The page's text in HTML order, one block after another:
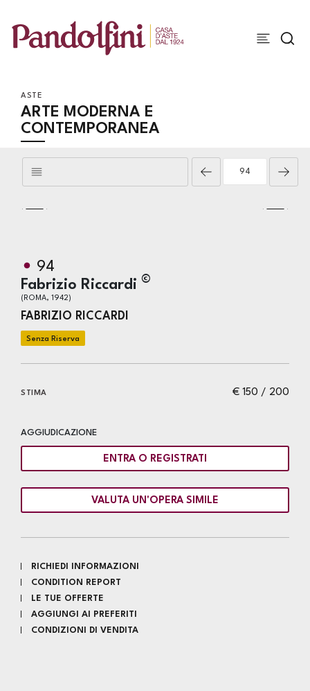
ASTE
ARTE MODERNA E
CONTEMPORANEA
94
Fabrizio Riccardi ©
(ROMA, 1942)
FABRIZIO RICCARDI
€ 150 / 200
STIMA
AGGIUDICAZIONE
ENTRA O REGISTRATI
VALUTA UN'OPERA SIMILE
RICHIEDI INFORMAZIONI
CONDITION REPORT
LE TUE OFFERTE
AGGIUNGI AI PREFERITI
CONDIZIONI DI VENDITA